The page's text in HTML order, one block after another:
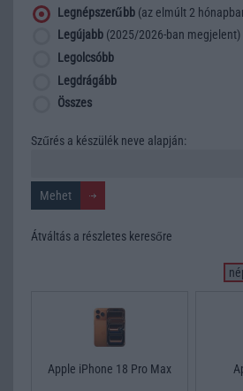
Legnépszerűbb (az elmúlt 2
Legújabb (2025/2026-ban megjelent)
Legolcsóbb
Legdrágább
Összes
Szűrés a készülék neve alapján:
Átváltás a részletes keresőre
Apple iPhone 18 Pro Max